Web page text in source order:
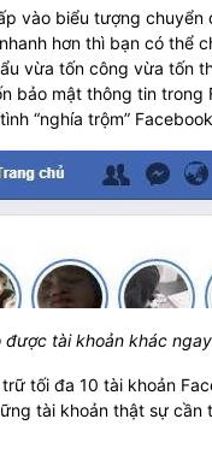
vào biểu tượng
hơn thì bạn có thể
vừa tốn công vừa tốn
bảo mật thông tin
“nghía trộm”
được tài khoản khác
tối đa 10 tài khoản
tài khoản thật sự